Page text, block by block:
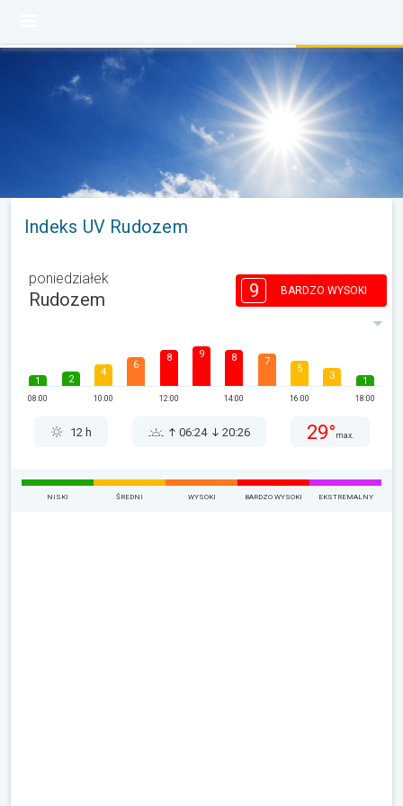
Indeks UV Rudozem
poniedziałek
Rudozem 9 BARDZO WYSOKI
1
08:00
2
4
10:00
6
8
12:00
9 8
14:00
7
5
16:00
3 1
18:00
12 h 06:24 20:26 29° max.
NISKI ŚREDNI WYSOKI BARDZO WYSOKI EKSTREMALNY